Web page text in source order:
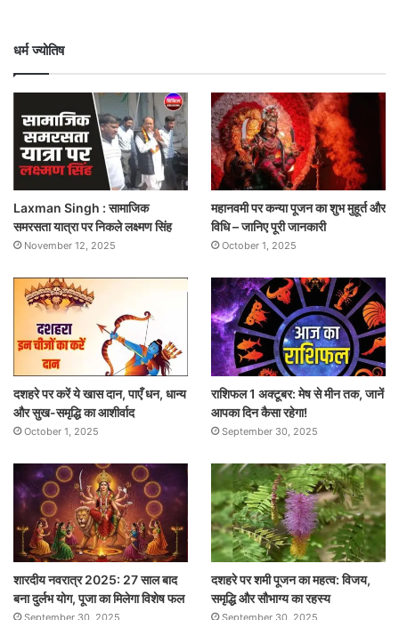
धर्म ज्योतिष
Laxman Singh : सामाजिक
समरसता यात्रा पर निकले लक्ष्मण सिंह
November 12, 2025
महानवमी पर कन्या पूजन का शुभ मुहूर्त और
विधि – जानिए पूरी जानकारी
October 1, 2025
दशहरे पर करें ये खास दान, पाएँ धन, धान्य
और सुख-समृद्धि का आशीर्वाद
October 1, 2025
राशिफल 1 अक्टूबर: मेष से मीन तक, जानें
आपका दिन कैसा रहेगा!
September 30, 2025
शारदीय नवरात्र 2025: 27 साल बाद
बना दुर्लभ योग, पूजा का मिलेगा विशेष फल
September 30, 2025
दशहरे पर शमी पूजन का महत्व: विजय,
समृद्धि और सौभाग्य का रहस्य
September 30, 2025